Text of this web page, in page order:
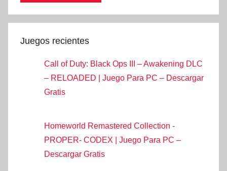
Juegos recientes
Call of Duty: Black Ops III – Awakening DLC
– RELOADED | Juego Para PC – Descargar
Gratis
Homeworld Remastered Collection -
PROPER- CODEX | Juego Para PC –
Descargar Gratis